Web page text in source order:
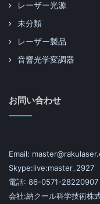
図1波長ロックレ
る。 計算結果から
ポット径は624μm
４結晶のアップコ
効果をさらに低減す
レーザー光源
未分類
レーザー製品
音響光学変調器
お問い合わせ
Email:
Skype:live:master_2927
電話: 86-0571-28220907
会社:納クール科学技術株